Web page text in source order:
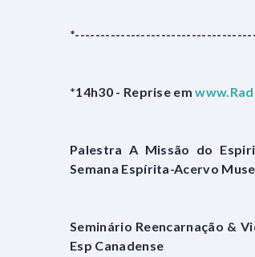
*14h30 - Reprise em
Palestra A Missão do
Semana Espírita-Acervo
Seminário Reencarnação &
Esp Canadense